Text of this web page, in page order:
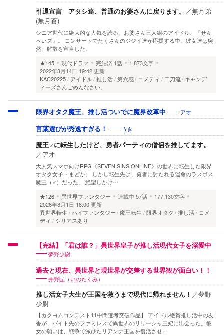
引退宣言 アタシ達、普通のお婆さんに戻ります。 ／無月弟
(無月蒼)
シニア世代に絶大的な人気を誇る、お婆さん三人組のアイドル、『せん
べいズ』。 コンサートでたくさんのジジイ達が応援する中、彼女達は突
然、解散を宣言した。
★145
現代ドラマ 完結済 1話
1,873文字
2022年3月14日 19:42 更新
KAC20225
アイドル 推し活 第六感 コメディ 二刀流
キャンデ
ィーズさんごめんなさい。
限界オタク魔王、推し活ついでに魔界改革中 アオ
言葉選びが秀逸すぎる！ うき
魔王♂に転生したけど、勇者パーティの僧侶を推してます。
／アオ
大人気スマホ向けRPG《SEVEN SINS ONLINE》の世界に転生した限界
オタク女子・まどか。 しかし転生先は、勇者に討たれる運命のラスボス
魔王（♂）だった。 絶望しかけ…
★126
異世界ファンタジー 連載中 57話
177,130文字
2026年8月1日 18:00 更新
異世界転生
ハイファンタジー 魔王転生 限界オタク 推し活
コメ
ディ
シリアスあり
【完結】「君は誰？」異世界皇子が推し活現代女子を溺愛中
夢野少尉
過去と現在、異世界と現世界が交差する世界観が面白い！！
井野匠（いのたくみ）
推し活女子大生が王国を救うまで現代に帰れません！ ／夢野
少尉
【カクヨムコンテスト11中間選考突破作品】 アイドル絶賛推し活中の友
香が、バイト先のファミレスで異世界のリリーシャ王妃に出会った。彼
女の願いは、戦争で滅びたリアンナ王国を復活させ…